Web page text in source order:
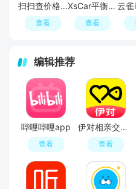
扫扫查价格app安卓版
查看
XsCar平衡车app最新版
查看
编辑推荐
哔哩哔哩app
查看
伊对相亲交友平台官方APP
查看